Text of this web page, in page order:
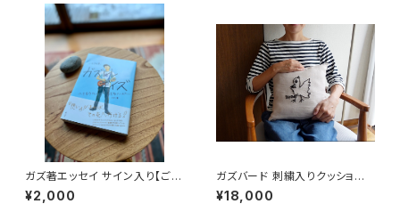
ガズ著エッセイ サイン入り【ごき
げんガズレレデイズ】
¥2,000
ガズバード 刺繍入りクッション
（１点アイテム）
¥18,000